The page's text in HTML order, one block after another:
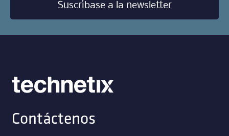
Suscríbase a la newsletter
Contáctenos